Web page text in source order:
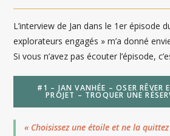
L’interview de Jan dans le 1er épisode
explorateurs engagés » m’a donné
Si vous n’avez pas écouter l’épisode,
#1 – JAN VANHÉE – OSER RÊVER
PROJET – TROQUER UNE
« Choisissez une étoile et ne la